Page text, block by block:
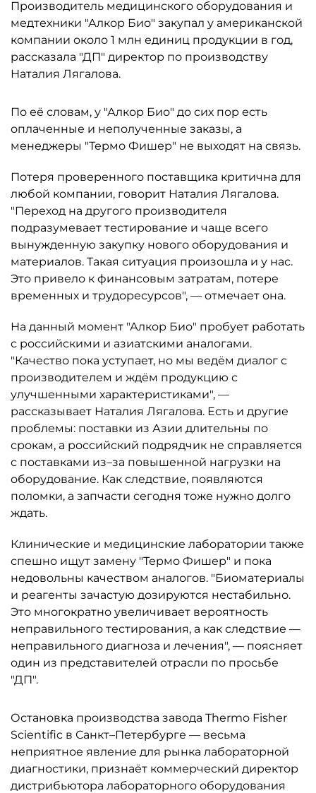
Производитель медицинского оборудования и
медтехники "Алкор Био" закупал у американской
компании около 1 млн единиц продукции в год,
рассказала "ДП" директор по производству
Наталия Лягалова.
По её словам, у "Алкор Био" до сих пор есть
оплаченные и неполученные заказы, а
менеджеры "Термо Фишер" не выходят на связь.
Потеря проверенного поставщика критична для
любой компании, говорит Наталия Лягалова.
"Переход на другого производителя
подразумевает тестирование и чаще всего
вынужденную закупку нового оборудования и
материалов. Такая ситуация произошла и у нас.
Это привело к финансовым затратам, потере
временных и трудоресурсов", — отмечает она.
На данный момент "Алкор Био" пробует работать
с российскими и азиатскими аналогами.
"Качество пока уступает, но мы ведём диалог с
производителем и ждём продукцию с
улучшенными характеристиками", —
рассказывает Наталия Лягалова. Есть и другие
проблемы: поставки из Азии длительны по
срокам, а российский подрядчик не справляется
с поставками из–за повышенной нагрузки на
оборудование. Как следствие, появляются
поломки, а запчасти сегодня тоже нужно долго
ждать.
Клинические и медицинские лаборатории также
спешно ищут замену "Термо Фишер" и пока
недовольны качеством аналогов. "Биоматериалы
и реагенты зачастую дозируются нестабильно.
Это многократно увеличивает вероятность
неправильного тестирования, а как следствие —
неправильного диагноза и лечения", — поясняет
один из представителей отрасли по просьбе
"ДП".
Остановка производства завода Thermo Fisher
Scientific в Санкт–Петербурге — весьма
неприятное явление для рынка лабораторной
диагностики, признаёт коммерческий директор
дистрибьютора лабораторного оборудования